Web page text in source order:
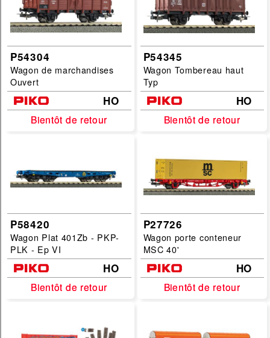
P54304
Wagon de marchandises
Ouvert
HO
Bientôt de retour
Bientôt de retour
P54345
Wagon Tombereau haut
Typ
HO
Bientôt de retour
Bientôt de retour
P58420
Wagon Plat 401Zb - PKP-
PLK - Ep VI
HO
Bientôt de retour
Bientôt de retour
P27726
Wagon porte conteneur
MSC 40'
HO
Bientôt de retour
Bientôt de retour